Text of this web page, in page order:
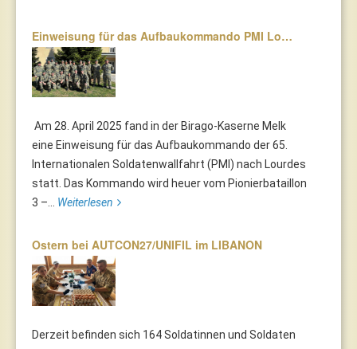
Einweisung für das Aufbaukommando PMI Lo…
Am 28. April 2025 fand in der Birago-Kaserne Melk
eine Einweisung für das Aufbaukommando der 65.
Internationalen Soldatenwallfahrt (PMI) nach Lourdes
statt. Das Kommando wird heuer vom Pionierbataillon
3 –... Weiterlesen
Ostern bei AUTCON27/UNIFIL im LIBANON
Derzeit befinden sich 164 Soldatinnen und Soldaten